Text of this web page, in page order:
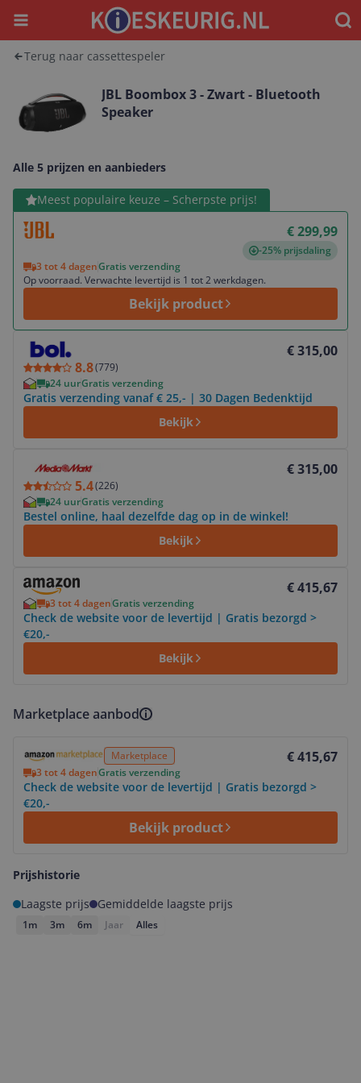
Menu
Terug naar cassettespeler
JBL Boombox 3 - Zwart - Bluetooth
Speaker
Alle 5 prijzen en aanbieders
Meest populaire keuze – Scherpste prijs!
€ 299,99
-25% prijsdaling
3 tot 4 dagenGratis verzending
Op voorraad. Verwachte levertijd is 1 tot 2 werkdagen.
Bekijk product
Bekijk product
8.8(779)
€ 315,00
24 uurGratis verzending
Gratis verzending vanaf € 25,- | 30 Dagen Bedenktijd
Bekijk
Bekijk product
5.4(226)
€ 315,00
24 uurGratis verzending
Bestel online, haal dezelfde dag op in de winkel!
Bekijk
€ 415,67
3 tot 4 dagenGratis verzending
Check de website voor de levertijd | Gratis bezorgd >
€20,-
Bekijk
Bekijk product
Marketplace aanbod
Marketplace € 415,67
3 tot 4 dagenGratis verzending
Check de website voor de levertijd | Gratis bezorgd >
€20,-
Bekijk product
Prijshistorie
Laagste prijs
Gemiddelde laagste prijs
1m 3m 6m Jaar Alles